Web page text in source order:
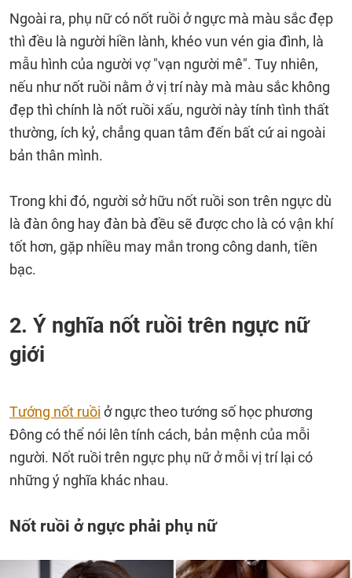
Ngoài ra, phụ nữ có nốt ruồi ở ngực mà màu sắc đẹp
thì đều là người hiền lành, khéo vun vén gia đình, là
mẫu hình của người vợ "vạn người mê". Tuy nhiên,
nếu như nốt ruồi nằm ở vị trí này mà màu sắc không
đẹp thì chính là nốt ruồi xấu, người này tính tình thất
thường, ích kỷ, chẳng quan tâm đến bất cứ ai ngoài
bản thân mình.
Trong khi đó, người sở hữu nốt ruồi son trên ngực dù
là đàn ông hay đàn bà đều sẽ được cho là có vận khí
tốt hơn, gặp nhiều may mắn trong công danh, tiền
bạc.
2. Ý nghĩa nốt ruồi trên ngực nữ
giới
Tướng nốt ruồi ở ngực theo tướng số học phương
Đông có thể nói lên tính cách, bản mệnh của mỗi
người. Nốt ruồi trên ngực phụ nữ ở mỗi vị trí lại có
những ý nghĩa khác nhau.
Nốt ruồi ở ngực phải phụ nữ